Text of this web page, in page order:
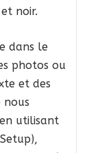
noir.
dans le
photos ou
et des
nous
utilisant